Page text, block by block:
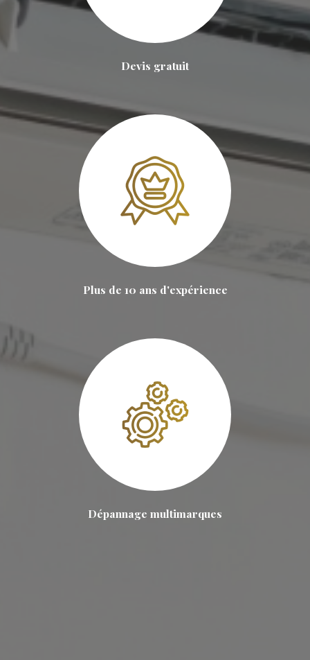
Devis gratuit
Plus de 10 ans d'expérience
Dépannage multimarques